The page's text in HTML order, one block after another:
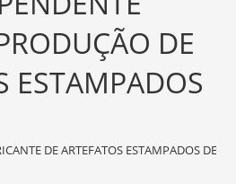
DE
ESTAMPADOS
DE ARTEFATOS ESTAMPADOS DE